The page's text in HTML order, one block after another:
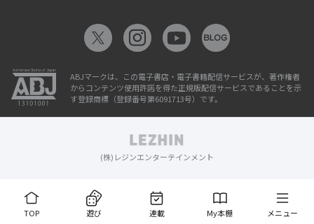
TOP 遊び 連載 My本棚 メニュー
ABJマークは、この電子書店・電子書籍配信サービスが、著作権者
からコンテンツ使用許諾を得た正規版配信サービスであることを示
す登録商標（登録番号第6091713号）です。
(株)レジンエンターテインメント